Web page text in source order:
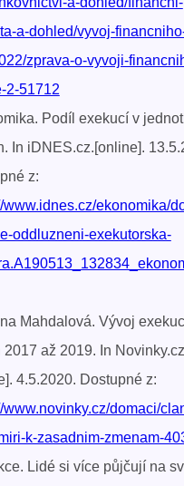
a-dohled/vyvoj-
zprava-o-vyvoji-
2-51712
Podíl exekucí v
In iDNES.cz.[online].
z:
www.idnes.cz/ekonomika/
oddluzneni-exekutorska-
Mahdalová. Vývoj
2017 až 2019. In
4.5.2020. Dostupné z:
www.novinky.cz/domaci/
k-zasadnim-zmenam-
Lidé si více půjčují na